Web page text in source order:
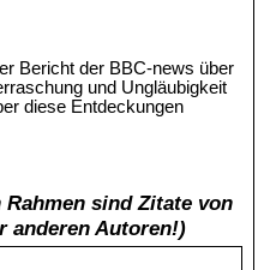
Bericht der BBC-news über
und Ungläubigkeit
diese Entdeckungen
sind Zitate von
anderen Autoren!)